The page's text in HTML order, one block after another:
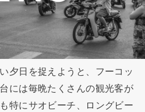
夕日を捉えようと、フーコッ
には毎晩たくさんの観光客が
特にサオビーチ、ロングビー